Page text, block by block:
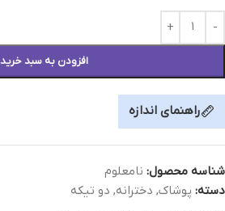
افزودن به سبد خرید
راهنمای اندازه
شناسه محصول: نامعلوم
دسته: پوشاک, دخترانه, دو تیکه